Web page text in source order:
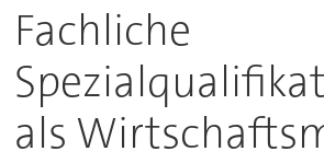
Fachliche
als